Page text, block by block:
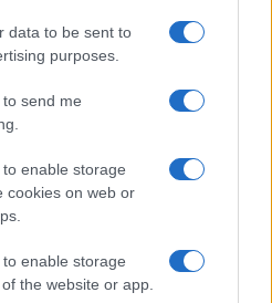
data to be sent to
purposes.
send me
enable storage
cookies on web or
enable storage
the website or app.
ιδιότητα